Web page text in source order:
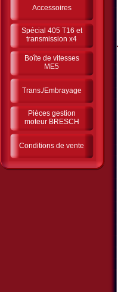
Accessoires
Spécial 405 T16 et
transmission x4
Boîte de vitesses
ME5
Trans./Embrayage
Pièces gestion
moteur BRESCH
Conditions de vente